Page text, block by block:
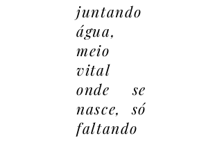
juntando
água,
meio
vital
onde se
nasce, só
faltando